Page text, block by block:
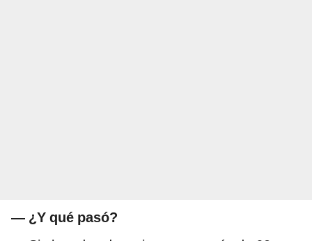
— ¿Y qué pasó?